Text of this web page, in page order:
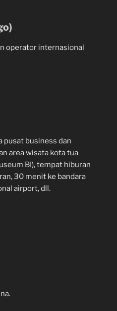
operator internasional
pusat business dan
area wisata kota tua
BI), tempat hiburan
30 menit ke bandara
airport, dll.